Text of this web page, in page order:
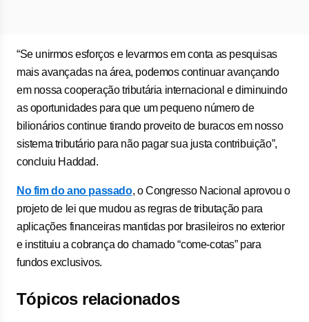
“Se unirmos esforços e levarmos em conta as pesquisas
mais avançadas na área, podemos continuar avançando
em nossa cooperação tributária internacional e diminuindo
as oportunidades para que um pequeno número de
bilionários continue tirando proveito de buracos em nosso
sistema tributário para não pagar sua justa contribuição”,
concluiu Haddad.
No fim do ano passado, o Congresso Nacional aprovou o
projeto de lei que mudou as regras de tributação para
aplicações financeiras mantidas por brasileiros no exterior
e instituiu a cobrança do chamado “come-cotas” para
fundos exclusivos.
Tópicos relacionados